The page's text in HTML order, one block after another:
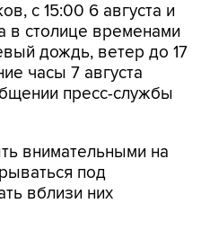
с 15:00 6 августа и
в столице временами
дождь, ветер до 17
часы 7 августа
пресс-службы
внимательными на
под
вблизи них